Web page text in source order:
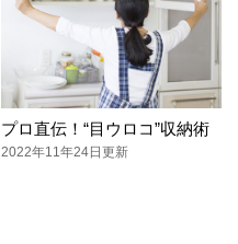
プロ直伝！“目ウロコ”収納術
2022年11年24日更新